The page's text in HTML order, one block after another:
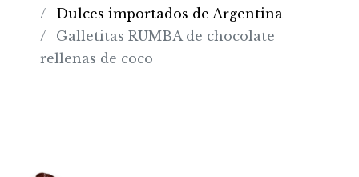
Dulces importados de Argentina
Galletitas RUMBA de chocolate
rellenas de coco